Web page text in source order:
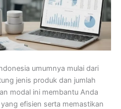
umumnya mulai dari
jenis produk dan jumlah
modal ini membantu Anda
efisien serta memastikan